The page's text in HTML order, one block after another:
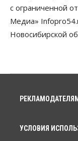
с ограниченной
Медиа»
Новосибирской
РЕКЛАМОДАТЕЛЯМ
УСЛОВИЯ